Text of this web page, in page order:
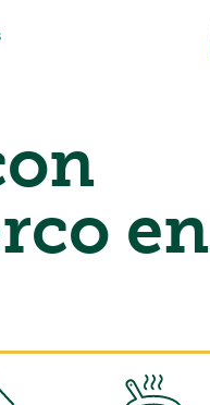
en